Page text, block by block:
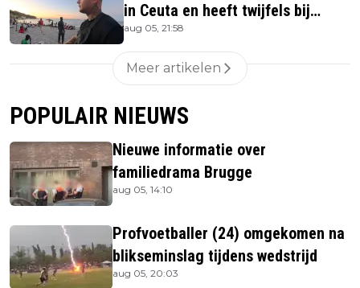
in Ceuta en heeft twijfels bij
berichtgeving media
aug 05, 21:58
Meer artikelen
POPULAIR NIEUWS
Nieuwe informatie over
familiedrama Brugge
aug 05, 14:10
Profvoetballer (24) omgekomen na
blikseminslag tijdens wedstrijd
aug 05, 20:03